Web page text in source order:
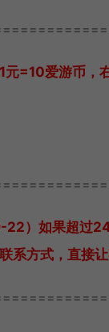
元=10爱游币，
） 如果超过
系方式，直接让